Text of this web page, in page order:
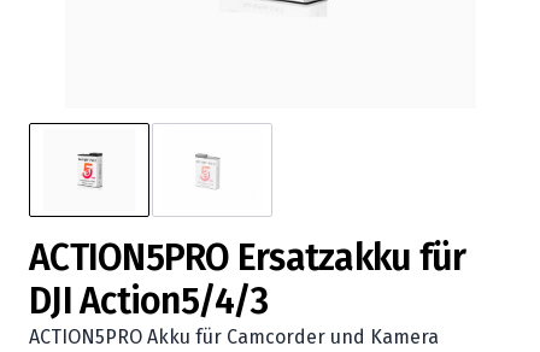
ACTION5PRO Ersatzakku für
DJI Action5/4/3
ACTION5PRO Akku für Camcorder und Kamera